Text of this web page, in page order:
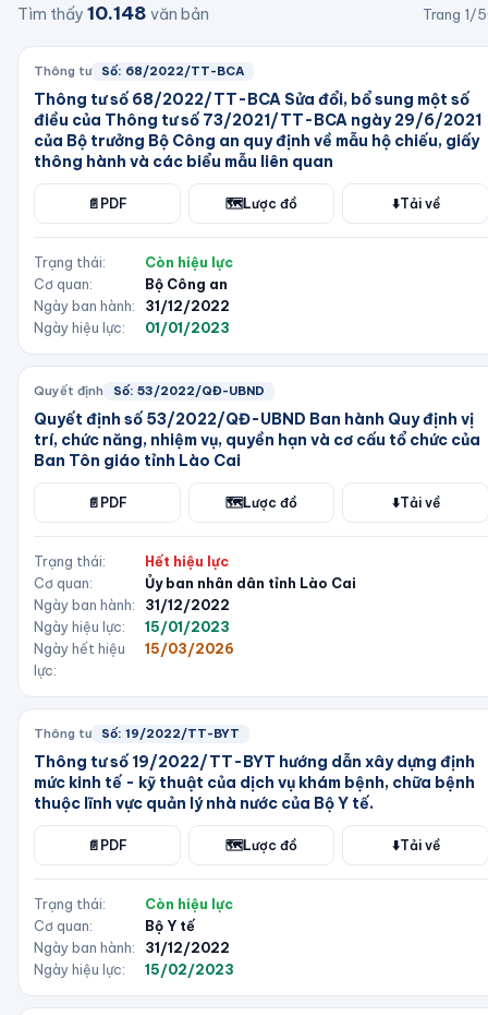
Tìm thấy 10.148 văn bản Trang 1/
Thông tư Số: 68/2022/TT-BCA
Thông tư số 68/2022/TT-BCA Sửa đổi, bổ sung một số
điều của Thông tư số 73/2021/TT-BCA ngày 29/6/2021
của Bộ trưởng Bộ Công an quy định về mẫu hộ chiếu, giấy
thông hành và các biểu mẫu liên quan
📄 PDF 🗺️Lược đồ ⬇️Tải về
Trạng thái:
Còn hiệu lực
Cơ quan:
Bộ Công an
Ngày ban hành:
31/12/2022
Ngày hiệu lực:
01/01/2023
Quyết định Số: 53/2022/QĐ-UBND
Quyết định số 53/2022/QĐ-UBND Ban hành Quy định vị
trí, chức năng, nhiệm vụ, quyền hạn và cơ cấu tổ chức của
Ban Tôn giáo tỉnh Lào Cai
📄 PDF 🗺️Lược đồ ⬇️Tải về
Trạng thái:
Hết hiệu lực
Cơ quan:
Ủy ban nhân dân tỉnh Lào Cai
Ngày ban hành:
31/12/2022
Ngày hiệu lực:
15/01/2023
Ngày hết hiệu
lực:
15/03/2026
Thông tư Số: 19/2022/TT-BYT
Thông tư số 19/2022/TT-BYT hướng dẫn xây dựng định
mức kinh tế - kỹ thuật của dịch vụ khám bệnh, chữa bệnh
thuộc lĩnh vực quản lý nhà nước của Bộ Y tế.
📄 PDF 🗺️Lược đồ ⬇️Tải về
Trạng thái:
Còn hiệu lực
Cơ quan:
Bộ Y tế
Ngày ban hành:
31/12/2022
Ngày hiệu lực:
15/02/2023